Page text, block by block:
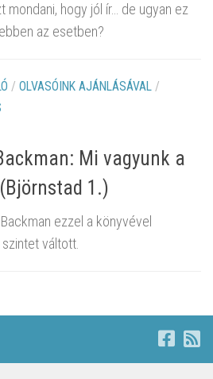
mondani, hogy jól ír… de ugyan ez
az esetben?
/ OLVASÓINK AJÁNLÁSÁVAL /
Mi vagyunk a
1.)
ezzel a könyvével
váltott.